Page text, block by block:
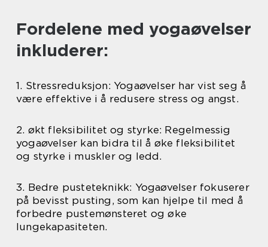
Fordelene med yogaøvelser
inkluderer:
1. Stressreduksjon: Yogaøvelser har vist seg å
være effektive i å redusere stress og angst.
2. økt fleksibilitet og styrke: Regelmessig
yogaøvelser kan bidra til å øke fleksibilitet
og styrke i muskler og ledd.
3. Bedre pusteteknikk: Yogaøvelser fokuserer
på bevisst pusting, som kan hjelpe til med å
forbedre pustemønsteret og øke
lungekapasiteten.